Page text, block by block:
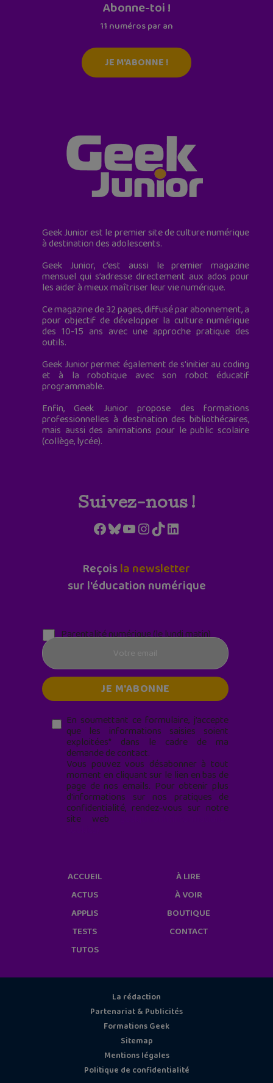
Abonne-toi !
11 numéros par an
JE M'ABONNE !
Geek Junior est le premier site de culture numérique
à destination des adolescents.
Geek Junior, c’est aussi le premier magazine
mensuel qui s’adresse directement aux ados pour
les aider à mieux maîtriser leur vie numérique.
Ce magazine de 32 pages, diffusé par abonnement, a
pour objectif de développer la culture numérique
des 10-15 ans avec une approche pratique des
outils.
Geek Junior permet également de s'initier au coding
et à la robotique avec son robot éducatif
programmable.
Enfin, Geek Junior propose des formations
professionnelles à destination des bibliothécaires,
mais aussi des animations pour le public scolaire
(collège, lycée).
Suivez-nous !
Facebook
Bluesky
YouTube
Instagram
TikTokLinkedIn
Reçoisla newsletter
sur l'éducation numérique
Parentalité numérique (le lundi matin)
En soumettant ce formulaire, j’accepte
que les informations saisies soient
exploitées* dans le cadre de ma
demande de contact.
Vous pouvez vous désabonner à tout
moment en cliquant sur le lien en bas de
page de nos emails. Pour obtenir plus
d'informations sur nos pratiques de
confidentialité, rendez-vous sur notre
site web
ACCUEIL
ACTUS
APPLIS
TESTS
TUTOS
À LIRE
À VOIR
BOUTIQUE
CONTACT
La rédaction
Partenariat & Publicités
Formations Geek
Sitemap
Mentions légales
Politique de confidentialité